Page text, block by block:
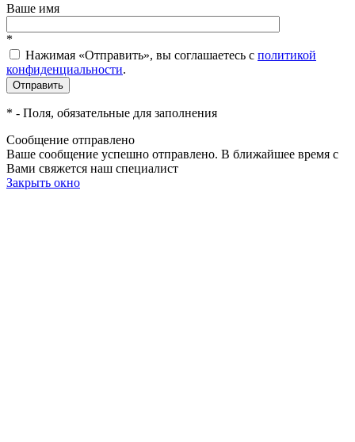
Ваше имя
*
Нажимая «Отправить», вы соглашаетесь c политикой
конфиденциальности.
* - Поля, обязательные для заполнения
Сообщение отправлено
Ваше сообщение успешно отправлено. В ближайшее время с
Вами свяжется наш специалист
Закрыть окно